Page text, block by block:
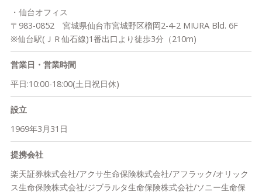
りやすく、適切にアドバイスできるのです。
特徴3：あなたに合ったアドバイスができる
私たちは、特定の金融機関に属さない独立系のファイナンシャル
プランナー（ＦＰ）です。
イスすることができます。
特徴4：少額からの資産運用でも大丈夫
私たちは営業ノルマがないので無理な勧誘もありません。少額か
らの資産運用設計でも安心してご相談ください。親身になって対
応します。
特徴5：様々な視点から総合的なアドバイスが可能です
・信頼
私たちはプロフェッショナリズムと高い倫理観に基づき、「正々
堂々心を込めて」行動します。
・品質
私たちは日々知識・能力・技術の向上に努め、いかなる時も「品
質の高い」ファイナンシャルプランニングを提供します。
・共創
私たちはお客様と出会い、信頼を積み重ねながら、一人ひとりの
思いを共にかたちにする「共創のプロセス」を大切にします。
嶋田商事株式会社 代表取締役 嶋田 巨人
・仙台オフィス
〒983-0852 宮城県仙台市宮城野区榴岡2-4-2 MIURA Bld. 6F
※仙台駅(ＪＲ仙石線)1番出口より徒歩3分（210m)
営業日・営業時間
平日:10:00-18:00(土日祝日休)
設立
1969年3月31日
提携会社
楽天証券株式会社/アクサ生命保険株式会社/アフラック/オリック
ス生命保険株式会社/ジブラルタ生命保険株式会社/ソニー生命保